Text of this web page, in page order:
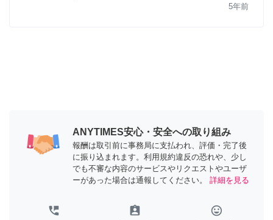
5年前
ANYTIMES安心・安全への取り組み
報酬は取引前に事務局に支払われ、評価・完了後
に振り込まれます。利用規約違反の恐れや、少し
でも不審な内容のサービスやリクエストやユーザ
ーがあった場合は通報してください。
詳細を見る
perm_phone_msg assignment_ind tag_faces